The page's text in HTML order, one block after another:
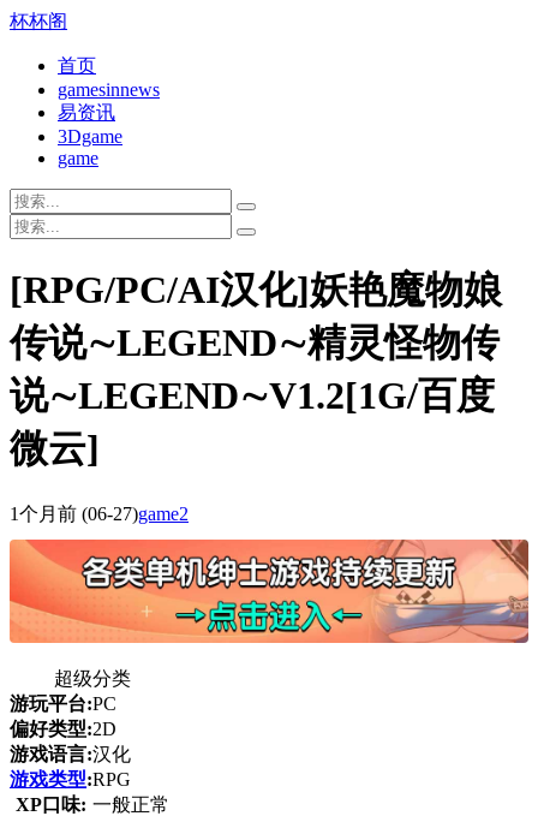
杯杯阁
首页
gamesinnews
易资讯
3Dgame
game
[RPG/PC/AI汉化]妖艳魔物娘
传说∼LEGEND∼精灵怪物传
说∼LEGEND∼V1.2[1G/百度
微云]
1个月前 (06-27)game2
超级分类
游玩平台:PC
偏好类型:2D
游戏语言:汉化
游戏类型:RPG
XP口味: 一般正常